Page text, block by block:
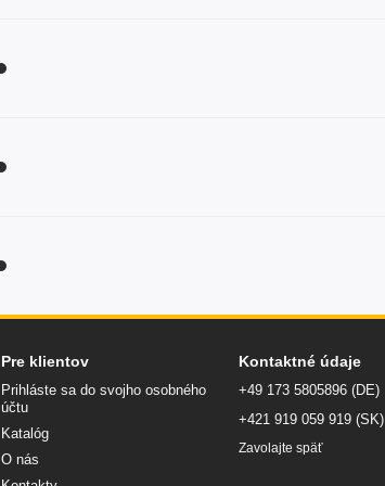
Pre klientov
Prihláste sa do svojho osobného
účtu
Katalóg
O nás
Kontaktné údaje
+49 173 5805896 (DE)
+421 919 059 919 (SK)
Zavolajte späť